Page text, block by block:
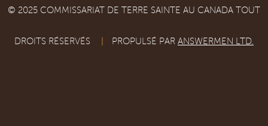
© 2025 COMMISSARIAT DE TERRE SAINTE AU CANADA TOUT
DROITS RÉSERVÉS PROPULSÉ PAR ANSWERMEN LTD.